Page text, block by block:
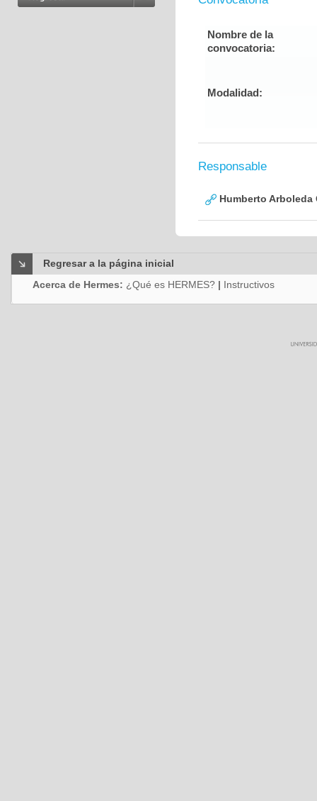
Nombre de la
convocatoria:
Modalidad:
Responsable
Humberto Arboleda
Regresar a la página inicial
Acerca de Hermes: ¿Qué es HERMES? | Instructivos